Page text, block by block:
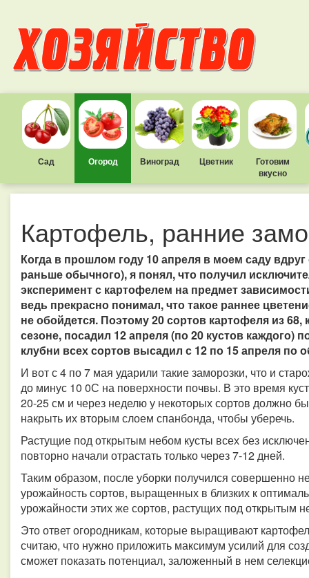
Сад Огород Виноград Цветник
Готовим
вкусно
Картофель, ранние
Когда в прошлом году 10 апреля в моем саду
раньше обычного), я понял, что получил
эксперимент с картофелем на предмет
ведь прекрасно понимал, что такое раннее
не обойдется. Поэтому 20 сортов картофеля из
сезоне, посадил 12 апреля (по 20 кустов каждого)
клубни всех сортов высадил с 12 по 15 апреля по
И вот с 4 по 7 мая ударили такие заморозки, что и
до минус 10 0С на поверхности почвы. В это время
20-25 см и через неделю у некоторых сортов должно
накрыть их вторым слоем спанбонда, чтобы уберечь.
Растущие под открытым небом кусты всех без
повторно начали отрастать только через 7-12 дней.
Таким образом, после уборки получился совершенно
урожайность сортов, выращенных в близких к
урожайности этих же сортов, растущих под открытым
Это ответ огородникам, которые выращивают
считаю, что нужно приложить максимум усилий для
сможет показать потенциал, заложенный в нем